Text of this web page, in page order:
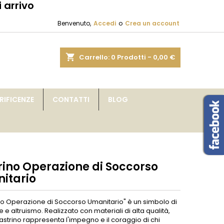
arrivo
Benvenuto, Accedi o Crea un account
shopping_cart Carrello: 0 Prodotti - 0,00 €
CONTATTI BLOG
Operazione di Soccorso
Operazione di Soccorso Umanitario" è un simbolo di
e altruismo. Realizzato con materiali di alta qualità,
rappresenta l'impegno e il coraggio di chi